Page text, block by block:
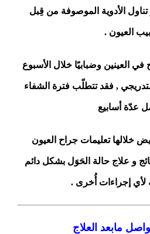
الأدوية الموصوفة من قِبل
العيون .
في العينين وضبابيًا خلال الأسبوع
, فقد تتطلّب فترة الشفاء
عدّة أسابيع
خلالها تعليمات جراح العيون
و علاج حالة الحَوَل بشكل دائم
لأي إجراءات أُخرى .
مابعد العلاج